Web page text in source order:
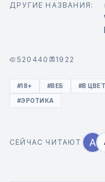
ДРУГИЕ НАЗВАНИЯ:
520440 1922
#18+ #ВЕБ #В
#ЭРОТИКА
СЕЙЧАС ЧИТАЮТ